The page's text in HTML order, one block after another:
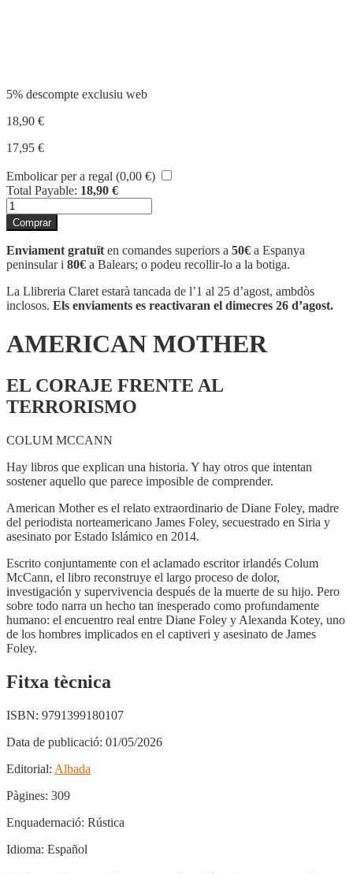
5% descompte exclusiu web
18,90 €
17,95 €
Embolicar per a regal (0,00 €)
Total Payable: 18,90 €
quantitat
de
AMERICAN
MOTHER
Comprar
Enviament gratuït en comandes superiors a 50€ a Espanya
peninsular i 80€ a Balears; o podeu recollir-lo a la botiga.
La Llibreria Claret estarà tancada de l’1 al 25 d’agost, ambdòs
inclosos. Els enviaments es reactivaran el dimecres 26 d’agost.
AMERICAN MOTHER
EL CORAJE FRENTE AL
TERRORISMO
COLUM MCCANN
Hay libros que explican una historia. Y hay otros que intentan
sostener aquello que parece imposible de comprender.
American Mother es el relato extraordinario de Diane Foley, madre
del periodista norteamericano James Foley, secuestrado en Siria y
asesinato por Estado Islámico en 2014.
Escrito conjuntamente con el aclamado escritor irlandés Colum
McCann, el libro reconstruye el largo proceso de dolor,
investigación y supervivencia después de la muerte de su hijo. Pero
sobre todo narra un hecho tan inesperado como profundamente
humano: el encuentro real entre Diane Foley y Alexanda Kotey, uno
de los hombres implicados en el captiveri y asesinato de James
Foley.
Fitxa tècnica
ISBN: 9791399180107
Data de publicació: 01/05/2026
Editorial: Albada
Pàgines: 309
Enquadernació: Rústica
Idioma: Español